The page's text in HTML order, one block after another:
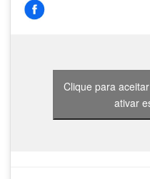
Clique para
ativar